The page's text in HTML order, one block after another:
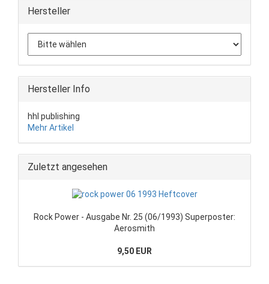
Hersteller
Hersteller Info
hhl publishing
Mehr Artikel
Zuletzt angesehen
Rock Power - Ausgabe Nr. 25 (06/1993) Superposter:
Aerosmith
9,50 EUR